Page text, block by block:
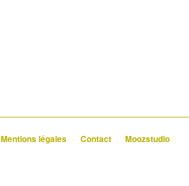
Mentions légales Contact Moozstudio